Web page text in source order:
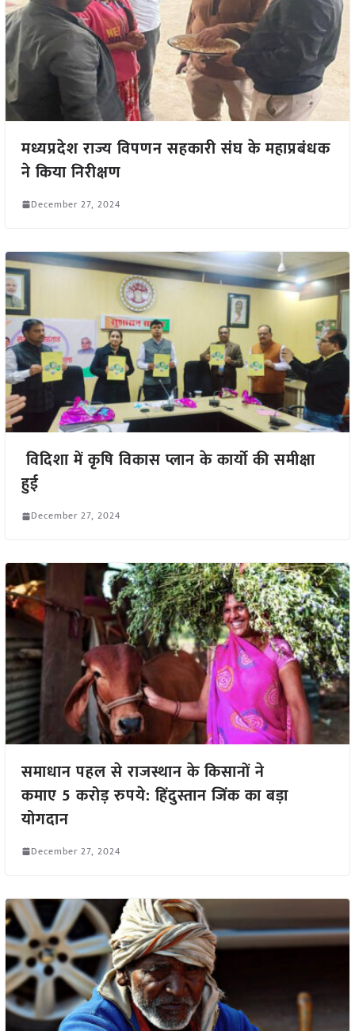
मध्यप्रदेश राज्य विपणन सहकारी संघ के महाप्रबंधक
ने किया निरीक्षण
December 27, 2024
विदिशा में कृषि विकास प्लान के कार्यो की समीक्षा
हुई
December 27, 2024
समाधान पहल से राजस्थान के किसानों ने
कमाए 5 करोड़ रुपये: हिंदुस्तान जिंक का बड़ा
योगदान
December 27, 2024